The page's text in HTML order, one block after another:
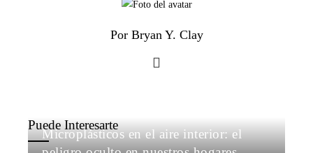
Por Bryan Y. Clay
Puede Interesarte
Microplásticos en el aire interior: el